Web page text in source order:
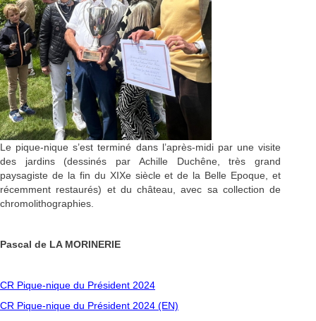
Le pique-nique s’est terminé dans l’après-midi par une visite
des jardins (dessinés par Achille Duchêne, très grand
paysagiste de la fin du XIXe siècle et de la Belle Epoque, et
récemment restaurés) et du château, avec sa collection de
chromolithographies.
Pascal de LA MORINERIE
CR Pique-nique du Président 2024
CR Pique-nique du Président 2024 (EN)